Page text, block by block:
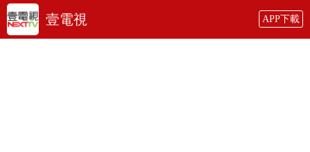
壹電視 APP下載